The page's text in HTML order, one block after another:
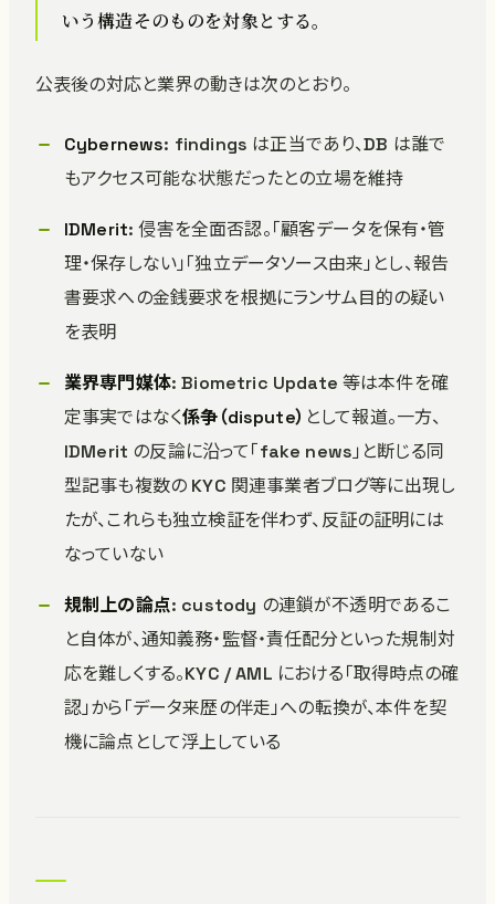
いう構造そのものを対象とする。
公表後の対応と業界の動きは次のとおり。
Cybernews: findings は正当であり、DB は誰で
もアクセス可能な状態だったとの立場を維持
IDMerit: 侵害を全面否認。「顧客データを保有・管
理・保存しない」「独立データソース由来」とし、報告
書要求への金銭要求を根拠にランサム目的の疑い
を表明
業界専門媒体: Biometric Update 等は本件を確
定事実ではなく係争（dispute） として報道。一方、
IDMerit の反論に沿って「fake news」と断じる同
型記事も複数の KYC 関連事業者ブログ等に出現し
たが、これらも独立検証を伴わず、反証の証明には
なっていない
規制上の論点: custody の連鎖が不透明であるこ
と自体が、通知義務・監督・責任配分といった規制対
応を難しくする。KYC / AML における「取得時点の確
認」から「データ来歴の伴走」への転換が、本件を契
機に論点として浮上している